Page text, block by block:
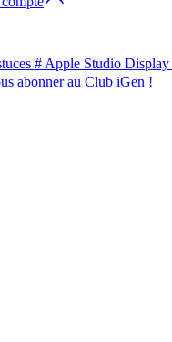
# Apple Studio Display
abonner au Club iGen !